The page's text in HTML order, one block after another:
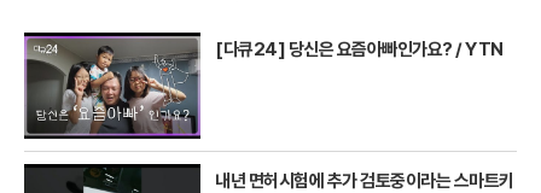
포착
[다큐24] 당신은 요즘아빠인가요? / YTN
내년 면허시험에 추가 검토중이라는 스마트키